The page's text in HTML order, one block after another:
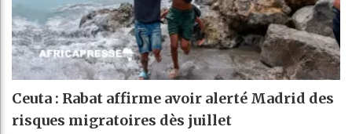
Ceuta : Rabat affirme avoir alerté Madrid des
risques migratoires dès juillet